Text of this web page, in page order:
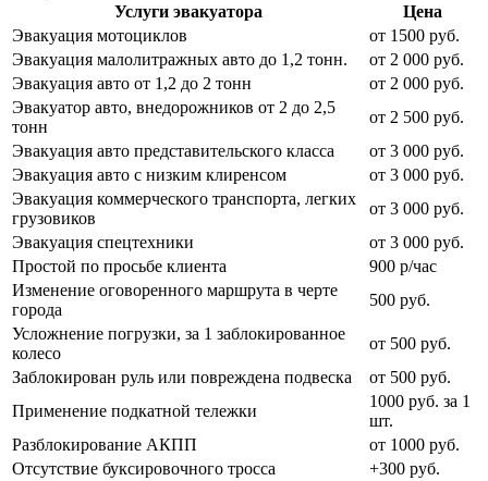
Услуги эвакуатора
Цена
Эвакуация мотоциклов
от 1500 руб.
Эвакуация малолитражных авто до 1,2 тонн.
от 2 000 руб.
Эвакуация авто от 1,2 до 2 тонн
от 2 000 руб.
Эвакуатор авто, внедорожников от 2 до 2,5
тонн
от 2 500 руб.
Эвакуация авто представительского класса
от 3 000 руб.
Эвакуация авто с низким клиренсом
от 3 000 руб.
Эвакуация коммерческого транспорта, легких
грузовиков
от 3 000 руб.
Эвакуация спецтехники
от 3 000 руб.
Простой по просьбе клиента
900 р/час
Изменение оговоренного маршрута в черте
города
500 руб.
Усложнение погрузки, за 1 заблокированное
колесо
от 500 руб.
Заблокирован руль или повреждена подвеска
от 500 руб.
Применение подкатной тележки
1000 руб. за 1
шт.
Разблокирование АКПП
от 1000 руб.
Отсутствие буксировочного тросса
+300 руб.